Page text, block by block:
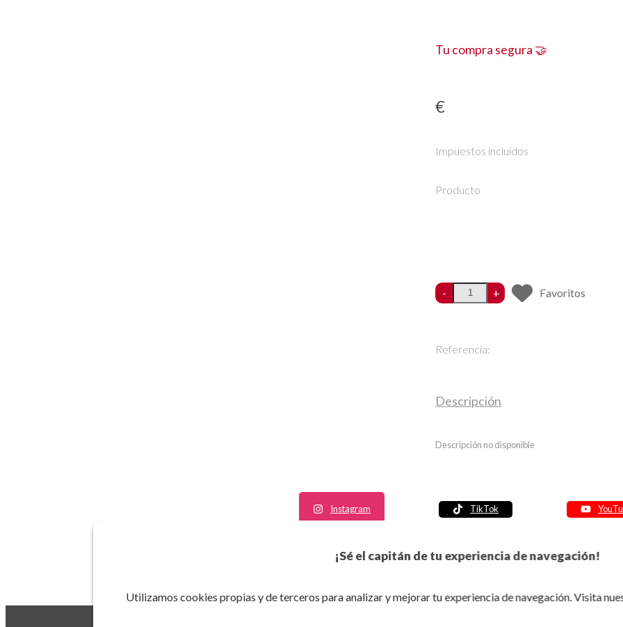
¡Sé el capitán de tu experiencia de navegación!
Utilizamos cookies propias y de terceros para analizar y mejorar tu experiencia de navegación. Visita
Tu compra segura 🤝
€
Impuestos incluidos
Producto
- + Favoritos
Referencia:
Descripción
Descripción no disponible
Instagram TikTok
Política de seguridad